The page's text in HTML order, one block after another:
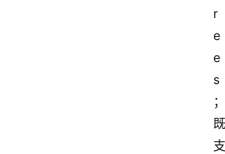
r
e
e
s
；
既
支